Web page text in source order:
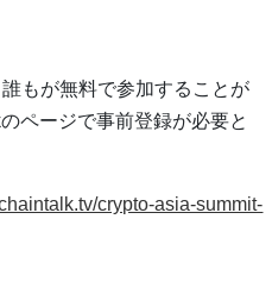
もが無料で参加することが
ページで事前登録が必要と
crypto-asia-summit-